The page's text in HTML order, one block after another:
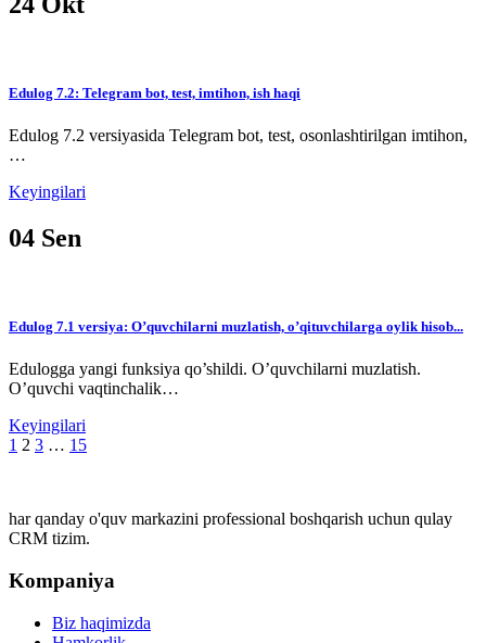
Edulog 7.2: Telegram bot, test, imtihon, ish haqi
Edulog 7.2 versiyasida Telegram bot, test, osonlashtirilgan imtihon,
…
Keyingilari
04 Sen
Edulog 7.1 versiya: O’quvchilarni muzlatish, o’qituvchilarga oylik hisob...
Edulogga yangi funksiya qo’shildi. O’quvchilarni muzlatish.
O’quvchi vaqtinchalik…
Keyingilari
1 2 3 … 15
har qanday o'quv markazini professional boshqarish uchun qulay
CRM tizim.
Kompaniya
Biz haqimizda